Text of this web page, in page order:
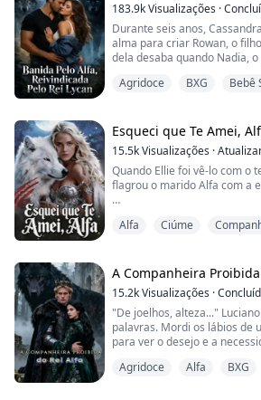
Na noite da cerimônia de
dominado pelo desejo e
com Caroline por engano...
183.9kVisualizações ·
Durante seis anos,
alma para criar Rowan, o
dela desaba quando Nadia,
Seu marido, o Alfa, dorme
Arrancada do título de Luna,
Agridoce BXG Bebê
Esqueci que Te Amei,
15.5kVisualizações ·
Quando Ellie foi vê-lo com o
flagrou o marido Alfa com a
mãe do meu filho. Ela é só
um acidente e perdeu todas
A amiga dela disse:
— Você quase jogou tudo
homem...
— Quem? Eu? Por quê?!
Alfa Ciúme
A Companheira
15.2kVisualizações ·
"De joelhos, alteza..."
palavras. Mordi os lábios de
para ver o desejo e a
"Merda! Pirralha mimada!"
Agridoce Alfa BXG